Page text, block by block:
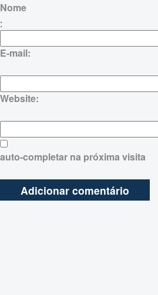
Nome
:
E-mail:
Website:
auto-completar na próxima visita